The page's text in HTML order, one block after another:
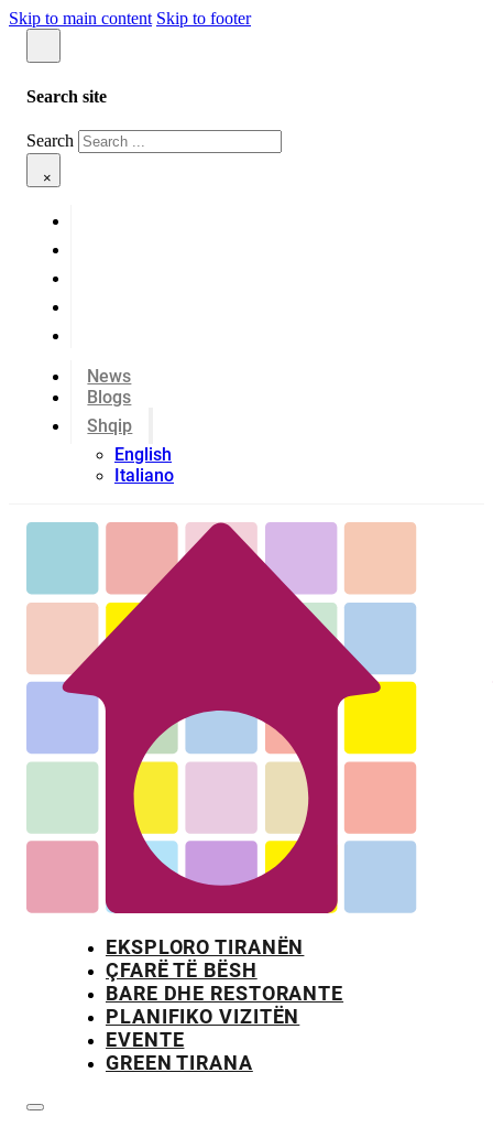
Skip to main content Skip to footer
Search site
Search
×
News
Blogs
Shqip
English
Italiano
EKSPLORO TIRANËN
ÇFARË TË BËSH
BARE DHE RESTORANTE
PLANIFIKO VIZITËN
EVENTE
GREEN TIRANA